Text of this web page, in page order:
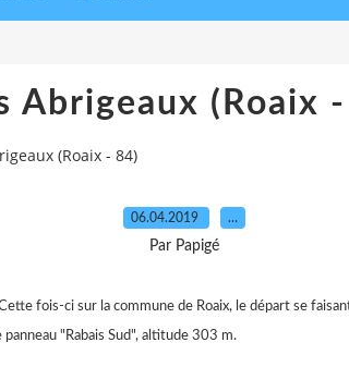
Abrigeaux (Roaix
(Roaix - 84)
06.04.2019 …
Par Papigé
fois-ci sur la commune de Roaix, le départ se
"Rabais Sud", altitude 303 m.